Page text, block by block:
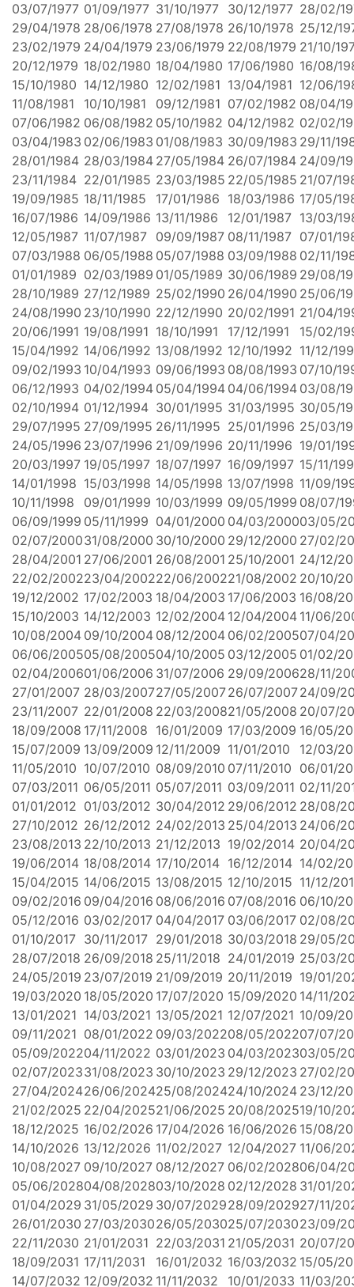
03/07/1977 01/09/1977 31/10/1977 30/12/1977 28/02/
29/04/1978 28/06/1978 27/08/1978 26/10/1978 25/12/
23/02/1979 24/04/1979 23/06/1979 22/08/1979 21/10/
20/12/1979 18/02/1980 18/04/1980 17/06/1980 16/08/
15/10/1980 14/12/1980 12/02/1981 13/04/1981 12/06/
11/08/1981
10/10/1981 09/12/1981 07/02/1982 08/04/
07/06/1982 06/08/1982 05/10/1982 04/12/1982 02/02/
03/04/1983 02/06/1983 01/08/1983 30/09/1983 29/11/
28/01/1984 28/03/1984 27/05/1984 26/07/1984 24/09/
23/11/1984 22/01/1985 23/03/1985 22/05/1985 21/07/
19/09/1985 18/11/1985 17/01/1986 18/03/1986 17/05/
16/07/1986 14/09/1986 13/11/1986 12/01/1987 13/03/
12/05/1987 11/07/1987 09/09/1987 08/11/1987 07/01/
07/03/1988 06/05/1988 05/07/1988 03/09/1988 02/11/
01/01/1989 02/03/1989 01/05/1989 30/06/1989 29/08/
28/10/1989 27/12/1989 25/02/1990 26/04/1990 25/06/
24/08/1990 23/10/1990 22/12/1990 20/02/1991 21/04/
20/06/1991 19/08/1991 18/10/1991 17/12/1991
15/02/
15/04/1992 14/06/1992 13/08/1992 12/10/1992 11/12/
09/02/1993 10/04/1993 09/06/1993 08/08/1993 07/10/
06/12/1993 04/02/1994 05/04/1994 04/06/1994 03/08/
02/10/1994 01/12/1994 30/01/1995 31/03/1995 30/05/
29/07/1995 27/09/1995 26/11/1995 25/01/1996 25/03/
24/05/1996 23/07/1996 21/09/1996 20/11/1996 19/01/
20/03/1997 19/05/1997 18/07/1997 16/09/1997 15/11/
14/01/1998 15/03/1998 14/05/1998 13/07/1998 11/09/
10/11/1998
09/01/1999 10/03/1999 09/05/1999 08/07/
06/09/1999 05/11/1999 04/01/2000 04/03/200003/05/
02/07/200031/08/2000 30/10/2000 29/12/2000 27/02/
28/04/2001 27/06/2001 26/08/2001 25/10/2001 24/12/
22/02/200223/04/200222/06/200221/08/2002 20/10/
19/12/2002 17/02/2003 18/04/2003 17/06/2003 16/08/
15/10/2003 14/12/2003 12/02/2004 12/04/2004 11/06/
10/08/2004 09/10/2004 08/12/2004 06/02/200507/04/
06/06/200505/08/200504/10/2005 03/12/2005 01/02/
02/04/200601/06/2006 31/07/2006 29/09/200628/11/
27/01/2007 28/03/200727/05/200726/07/200724/09/
23/11/2007 22/01/2008 22/03/200821/05/2008 20/07/
18/09/2008 17/11/2008 16/01/2009 17/03/2009 16/05/
15/07/2009 13/09/2009 12/11/2009 11/01/2010
12/03/
11/05/2010 10/07/2010 08/09/2010 07/11/2010 06/01/
07/03/2011 06/05/2011 05/07/2011 03/09/2011 02/11/
01/01/2012 01/03/2012 30/04/2012 29/06/2012 28/08/
27/10/2012 26/12/2012 24/02/2013 25/04/2013 24/06/
23/08/2013 22/10/2013 21/12/2013 19/02/2014 20/04/
19/06/2014 18/08/2014 17/10/2014 16/12/2014 14/02/
15/04/2015 14/06/2015 13/08/2015 12/10/2015 11/12/
09/02/2016 09/04/2016 08/06/2016 07/08/2016 06/10/
05/12/2016 03/02/2017 04/04/2017 03/06/2017 02/08/
01/10/2017 30/11/2017 29/01/2018 30/03/2018 29/05/
28/07/2018 26/09/2018 25/11/2018 24/01/2019 25/03/
24/05/2019 23/07/2019 21/09/2019 20/11/2019 19/01/
19/03/2020 18/05/2020 17/07/2020 15/09/2020 14/11/
13/01/2021 14/03/2021 13/05/2021 12/07/2021 10/09/
09/11/2021 08/01/2022 09/03/202208/05/202207/07/
05/09/202204/11/2022 03/01/2023 04/03/202303/05/
02/07/202331/08/2023 30/10/2023 29/12/2023 27/02/
27/04/202426/06/202425/08/202424/10/2024 23/12/
21/02/2025 22/04/202521/06/2025 20/08/202519/10/
18/12/2025 16/02/2026 17/04/2026 16/06/2026 15/08/
14/10/2026 13/12/2026 11/02/2027 12/04/2027 11/06/
10/08/2027 09/10/2027 08/12/2027 06/02/202806/04/
05/06/202804/08/202803/10/2028 02/12/2028 31/01/
01/04/2029 31/05/2029 30/07/202928/09/202927/11/
26/01/2030 27/03/203026/05/203025/07/203023/09/
22/11/2030 21/01/2031 22/03/2031 21/05/2031 20/07/
18/09/2031 17/11/2031 16/01/2032 16/03/2032 15/05/
14/07/2032 12/09/2032 11/11/2032 10/01/2033 11/03/